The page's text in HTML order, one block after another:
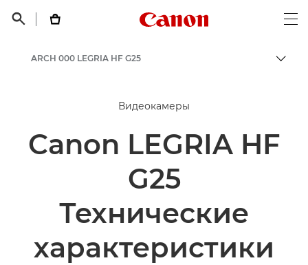
 
Canon Logo, back
ARCH 000 LEGRIA HF G25
Видеокамеры
Canon LEGRIA HF
G25
Технические
характеристики